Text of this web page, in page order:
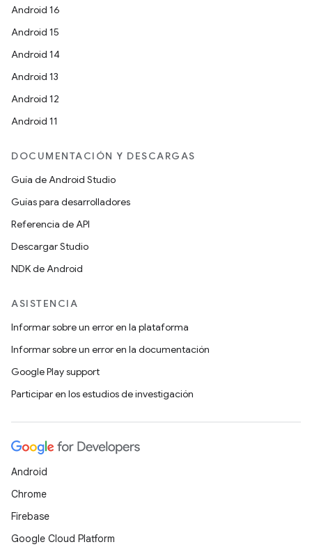
Android 16
Android 15
Android 14
Android 13
Android 12
Android 11
DOCUMENTACIÓN Y DESCARGAS
Guía de Android Studio
Guías para desarrolladores
Referencia de API
Descargar Studio
NDK de Android
ASISTENCIA
Informar sobre un error en la plataforma
Informar sobre un error en la documentación
Google Play support
Participar en los estudios de investigación
Android
Chrome
Firebase
Google Cloud Platform